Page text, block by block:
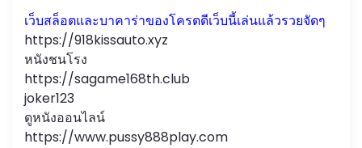
:เว็บสล็อตและบาคาร่าของโครตดีเว็บนี้เล่นแล้วรวยจัดๆ
https://918kissauto.xyz
หนังชนโรง
https://sagame168th.club
joker123
ดูหนังออนไลน์
https://www.pussy888play.com